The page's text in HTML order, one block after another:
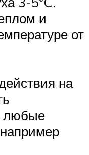
и
от
на
любые